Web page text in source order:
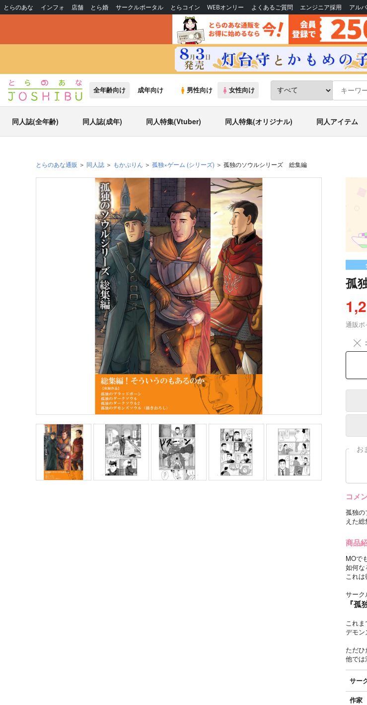
とらのあな インフォ 店舗 とら婚 サークルポータル とらコイン WEBオンリー よくあるご質問 エンジニア採用 アル
全年齢向け 成年向け 男性向け 女性向け
同人誌(全年齢) 同人誌(成年) 同人特集(Vtuber) 同人特集(オリジナル) 同人アイテム
とらのあな通販 同人誌 もかぷりん 孤独×ゲーム (シリーズ) 孤独のソウルシリーズ 総集編
孤
通販ポ
╳
お
コメ
孤独の
えた総
商品
MOで
如何な
これは
サーク
『
これま
デモン
ただひ
他では
サー
作家